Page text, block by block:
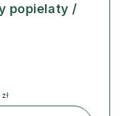
popielaty /